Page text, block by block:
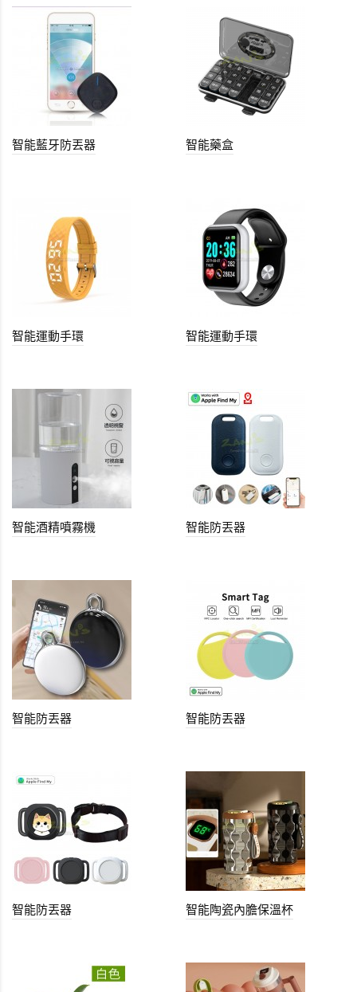
智能藍牙防丟器 智能藥盒
智能運動手環 智能運動手環
智能酒精噴霧機 智能防丟器
智能防丟器 智能防丟器
智能防丟器 智能陶瓷內膽保溫杯